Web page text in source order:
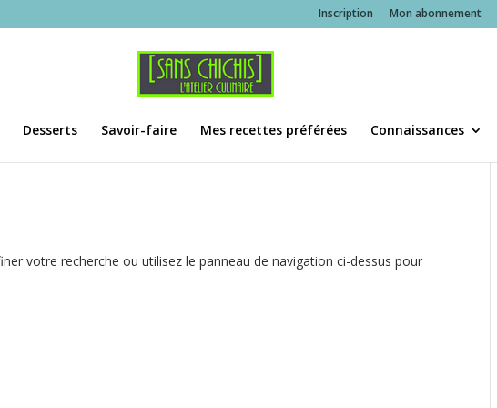
Inscription Mon abonnement
Desserts Savoir-faire Mes recettes préférées Connaissances
votre recherche ou utilisez le panneau de navigation ci-dessus pour